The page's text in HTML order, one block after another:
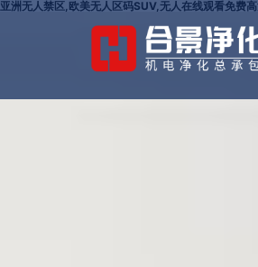
亚洲无人禁区,欧美无人区码SUV,无人在线观看免费